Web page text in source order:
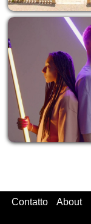
Contatto About